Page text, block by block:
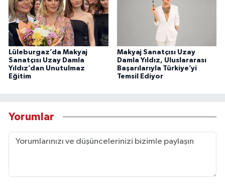
Lüleburgaz’da Makyaj
Sanatçısı Uzay Damla
Yıldız’dan Unutulmaz
Eğitim
Makyaj Sanatçısı Uzay
Damla Yıldız, Uluslararası
Başarılarıyla Türkiye’yi
Temsil Ediyor
Yorumlar